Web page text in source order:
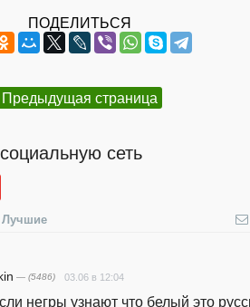
ПОДЕЛИТЬСЯ
Предыдущая страница
сеть
Лучшие
— (5486) 03.06 в 12:04
негры узнают что белый это